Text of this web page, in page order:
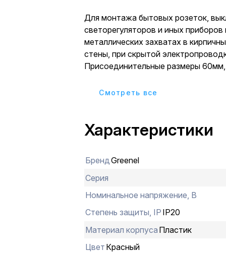
Для монтажа бытовых розеток,
светорегуляторов и иных приборов
металлических захватах в
стены, при скрытой
Присоединительные размеры
Cмотреть все
Характеристики
БрендGreenel
Серия
Номинальное напряжение, В
Степень защиты, IP IP20
Материал корпуса Пластик
Цвет Красный